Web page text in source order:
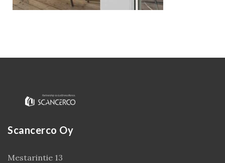
Scancerco Oy
Mestarintie 13